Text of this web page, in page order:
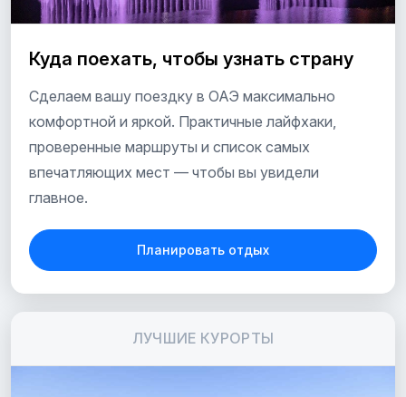
Куда поехать, чтобы узнать страну
Сделаем вашу поездку в ОАЭ максимально
комфортной и яркой. Практичные лайфхаки,
проверенные маршруты и список самых
впечатляющих мест — чтобы вы увидели
главное.
Планировать отдых
ЛУЧШИЕ КУРОРТЫ